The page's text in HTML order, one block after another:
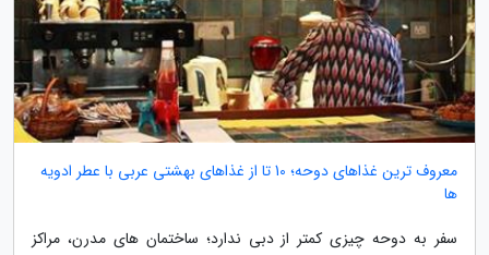
معروف ترین غذاهای دوحه؛ 10 تا از غذاهای بهشتی عربی با عطر ادویه
ها
سفر به دوحه چیزی کمتر از دبی ندارد؛ ساختمان های مدرن، مراکز